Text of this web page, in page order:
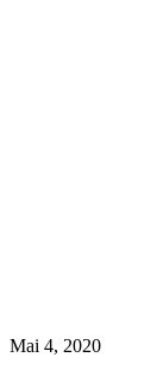
Mai 4, 2020